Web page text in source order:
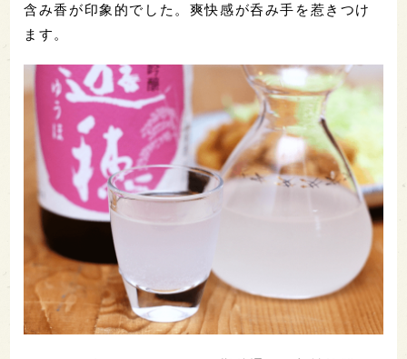
含み香が印象的でした。爽快感が呑み手を惹きつけ
ます。